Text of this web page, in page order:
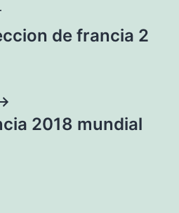
de francia 2
2018 mundial